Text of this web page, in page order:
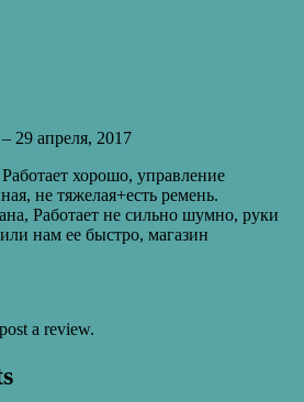
– 29 апреля, 2017
хорошо, управление
не тяжелая+есть ремень.
Работает не сильно шумно, руки
нам ее быстро, магазин
a review.